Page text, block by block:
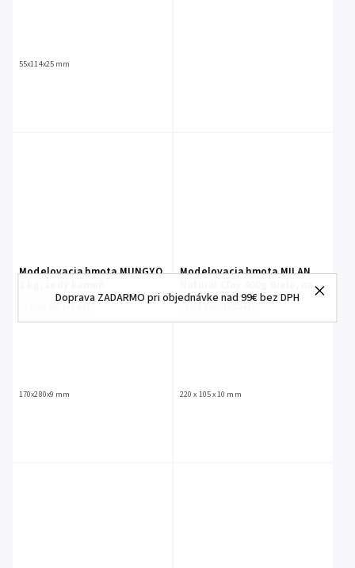
Doprava ZADARMO pri objednávke nad 99€ bez DPH
55x114x25 mm
Modelovacia hmota MUNGYO
(>5 ks)
170x280x9 mm
Modelovacia hmota MILAN
vzduchu tvrdnúca
220 x 105 x 10 mm